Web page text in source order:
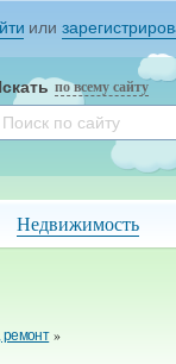
или
по всему сайту
Недвижимость
»